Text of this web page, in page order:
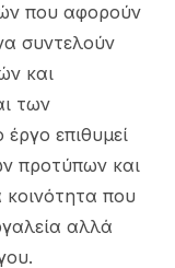
που αφορούν
συντελούν
και
των
επιθυμεί
προτύπων και
που
αλλά